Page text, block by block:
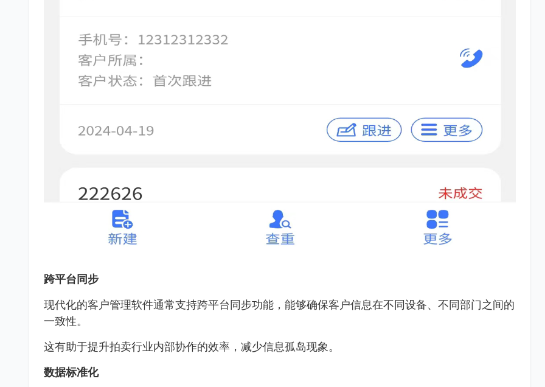
跨平台同步
现代化的客户管理软件通常支持跨平台同步功能，能够确保客户信息在不同设备、不同部门之间的
一致性。
这有助于提升拍卖行业内部协作的效率，减少信息孤岛现象。
数据标准化